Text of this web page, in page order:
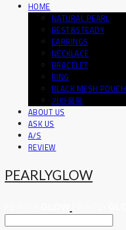
HOME
NATURAL PEARL
BEST&STEADY
EARRINGS
NECKLACE
BRACELET
RING
BLACK MESH POUCH
기타품목
ABOUT US
ASK US
A/S
REVIEW
PEARLYGLOW